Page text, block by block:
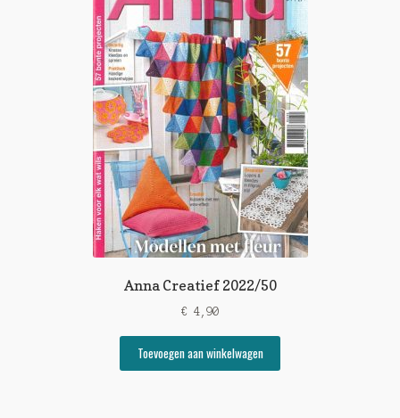
Anna Creatief 2022/50
€ 4,90
Toevoegen aan winkelwagen